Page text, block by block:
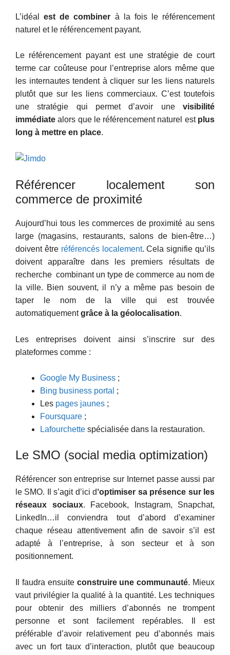
L’idéalest de combiner à la fois le référencement
naturel et le référencement payant.
Le référencement payant est une stratégie de court
terme car coûteuse pour l’entreprise alors même que
les internautes tendent à cliquer sur les liens naturels
plutôt que sur les liens commerciaux. C’est toutefois
une stratégie qui permet d’avoir une visibilité
immédiate alors que le référencement naturel est plus
long à mettre en place.
Référencer localement son
commerce de proximité
Aujourd’hui tous les commerces de proximité au sens
large (magasins, restaurants, salons de bien-être…)
doivent être référencés localement. Cela signifie qu’ils
doivent apparaître dans les premiers résultats de
recherche combinant un type de commerce au nom de
la ville. Bien souvent, il n’y a même pas besoin de
taper le nom de la ville qui est trouvée
automatiquementgrâce à la géolocalisation.
Les entreprises doivent ainsi s’inscrire sur des
plateformes comme :
Google My Business ;
Bing business portal ;
Les pages jaunes ;
Foursquare ;
Lafourchette spécialisée dans la restauration.
Le SMO (social media optimization)
Référencer son entreprise sur Internet passe aussi par
le SMO. Il s’agit d’ici d‘optimiser sa présence sur les
réseaux sociaux. Facebook, Instagram, Snapchat,
LinkedIn…il conviendra tout d’abord d’examiner
chaque réseau attentivement afin de savoir s’il est
adapté à l’entreprise, à son secteur et à son
positionnement.
Il faudra ensuite construire une communauté. Mieux
vaut privilégier la qualité à la quantité. Les techniques
pour obtenir des milliers d’abonnés ne trompent
personne et sont facilement repérables. Il est
préférable d’avoir relativement peu d’abonnés mais
avec un fort taux d’interaction, plutôt que beaucoup